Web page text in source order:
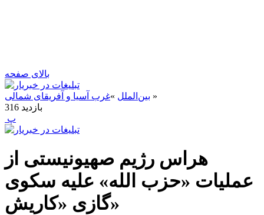
بالای صفحه
بین‌الملل »غرب آسیا و آفریقای شمالی
»
316 بازدید
‍ پ
هراس رژیم صهیونیستی از
عملیات «حزب الله» علیه سکوی
گازی «کاریش»